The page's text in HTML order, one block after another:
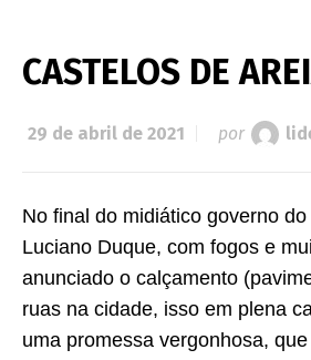
CASTELOS DE
29 de abril de 2021 por
No final do midiático governo
Luciano Duque, com fogos e
anunciado o calçamento
ruas na cidade, isso em plena
uma promessa vergonhosa,